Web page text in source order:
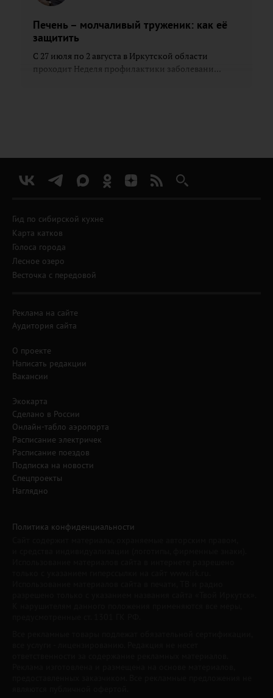
Печень – молчаливый труженик: как её
защитить
С 27 июля по 2 августа в Иркутской области
проходит Неделя профилактики заболевани...
Гид по сибирской кухне
Карта катков
Голоса города
Лесное озеро
Весточка с передовой
Реклама на сайте
Аудитория сайта
О проекте
Написать редакции
Вакансии
Экокарта
Сделано в России
Онлайн-табло аэропорта
Расписание электричек
Расписание поездов
Подписка на новости
Спецпроекты
Наглядно
Политика конфиденциальности